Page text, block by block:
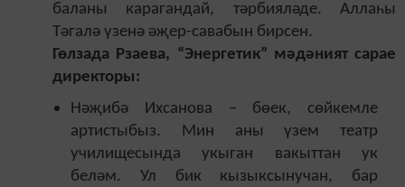
баланы карагандай, тәрбияләде. Аллаһы
Тәгалә үзенә әҗер-савабын бирсен.
Гөлзада Рзаева, “Энергетик” мәдәният сарае
директоры:
Нәҗибә Ихсанова – бөек, сөйкемле
артистыбыз. Мин аны үзем театр
училищесында укыган вакыттан ук
беләм. Ул бик кызыксынучан, бар